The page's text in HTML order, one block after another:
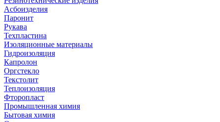
Асбоизделия
Паронит
Рукава
Техпластина
Изоляционные материалы
Гидроизоляция
Капролон
Оргстекло
Текстолит
Теплоизоляция
Фторопласт
Промышленная химия
Бытовая химия